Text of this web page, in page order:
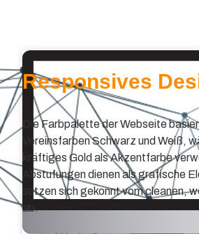
Responsives
Die Farbpalette der Webseite
Vereinsfarben Schwarz und Weiß,
kräftiges Gold als Akzentfarbe
Abstufungen dienen als grafische
setzen sich gekonnt vom cleanen,
ab.